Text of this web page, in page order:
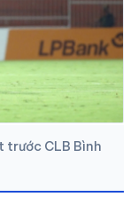
trước CLB Bình